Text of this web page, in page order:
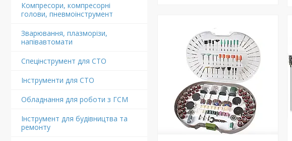
Компресори, компресорні
голови, пневмоінструмент
Зварювання, плазморізи,
напівавтомати
Спецінструмент для СТО
Інструменти для СТО
Обладнання для роботи з ГСМ
Інструмент для будівництва та
ремонту